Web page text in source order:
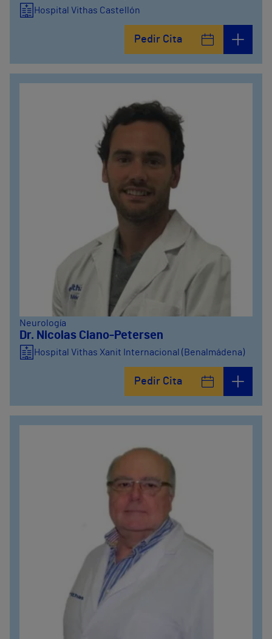
Hospital Vithas Castellón
Pedir Cita
Neurología
Dr. Nicolas Ciano-Petersen
Hospital Vithas Xanit Internacional (Benalmádena)
Pedir Cita